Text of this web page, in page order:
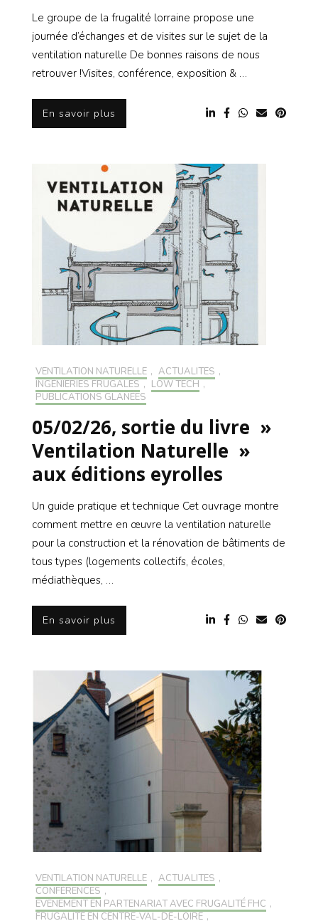
Le groupe de la frugalité lorraine propose une
journée d’échanges et de visites sur le sujet de la
ventilation naturelle De bonnes raisons de nous
retrouver !Visites, conférence, exposition & …
En savoir plus
VENTILATION NATURELLE , ACTUALITÉS ,
INGÉNIERIES FRUGALES , LOW TECH ,
PUBLICATIONS GLANÉES
05/02/26, sortie du livre »
Ventilation Naturelle »
aux éditions eyrolles
Un guide pratique et technique Cet ouvrage montre
comment mettre en œuvre la ventilation naturelle
pour la construction et la rénovation de bâtiments de
tous types (logements collectifs, écoles,
médiathèques, …
En savoir plus
VENTILATION NATURELLE , ACTUALITÉS ,
CONFÉRENCES ,
EVÉNEMENT EN PARTENARIAT AVEC FRUGALITÉ FHC ,
FRUGALITÉ EN CENTRE-VAL-DE-LOIRE ,